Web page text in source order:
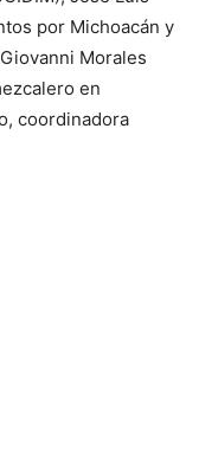
por Michoacán y
Morales
en
coordinadora